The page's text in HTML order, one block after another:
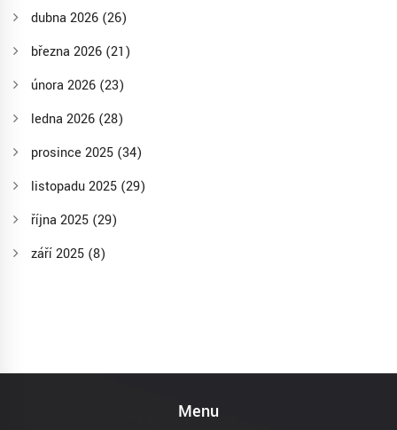
dubna 2026 (26)
března 2026 (21)
února 2026 (23)
ledna 2026 (28)
prosince 2025 (34)
listopadu 2025 (29)
října 2025 (29)
září 2025 (8)
Menu